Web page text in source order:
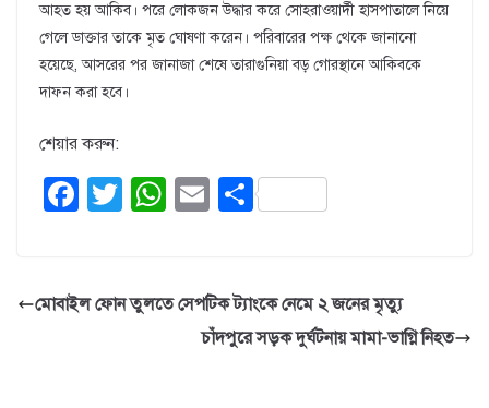
আহত হয় আকিব। পরে লোকজন উদ্ধার করে সোহরাওয়ার্দী হাসপাতালে নিয়ে
গেলে ডাক্তার তাকে মৃত ঘোষণা করেন। পরিবারের পক্ষ থেকে জানানো
হয়েছে, আসরের পর জানাজা শেষে তারাগুনিয়া বড় গোরস্থানে আকিবকে
দাফন করা হবে।
শেয়ার করুন:
F
e
T
er
W
s
E S
e
মোবাইল ফোন তুলতে সেপটিক ট্যাংকে নেমে ২ জনের মৃত্যু
চাঁদপুরে সড়ক দুর্ঘটনায় মামা-ভাগ্নি নিহত